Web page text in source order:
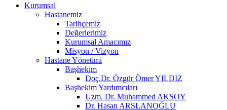
Kurumsal
Hastanemiz
Tarihçemiz
Değerlerimiz
Kurumsal Amacımız
Misyon / Vizyon
Hastane Yönetimi
Başhekim
Doç.Dr. Özgür Ömer YILDIZ
Başhekim Yardımcıları
Uzm. Dr. Muhammed AKSOY
Dr. Hasan ARSLANOĞLU